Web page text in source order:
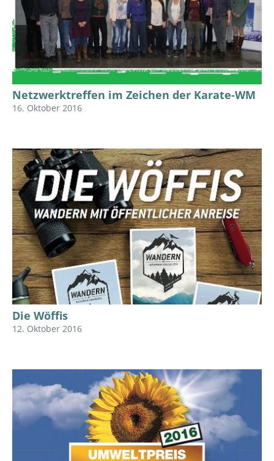
Netzwerktreffen im Zeichen der Karate-WM
16. Oktober 2016
Die Wöffis
12. Oktober 2016